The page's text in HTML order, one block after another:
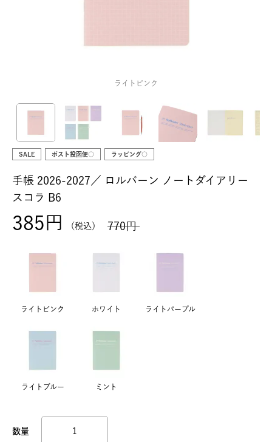
ライトピンク
SALE ポスト投函便○ ラッピング○
手帳 2026-2027／ ロルバーン ノートダイアリー
スコラ B6
770
385 税込
ライトピンク ホワイト ライトパープル
ライトブルー ミント